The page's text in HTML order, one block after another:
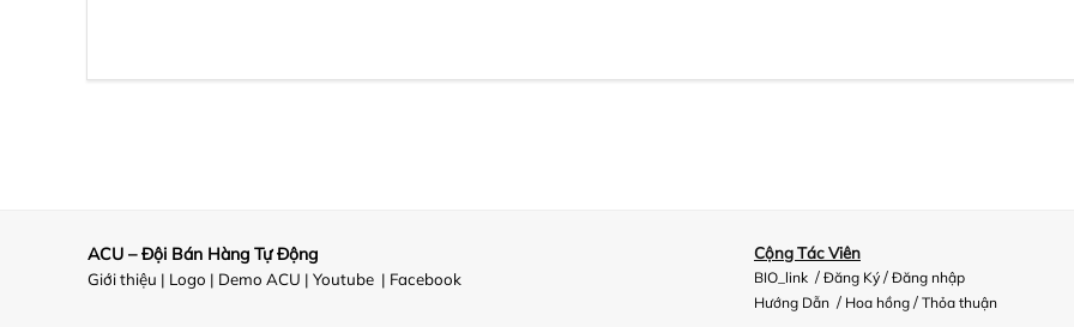
ACU – Đội Bán Hàng Tự Động
Giới thiệu | Logo | Demo ACU | Youtube | Facebook
Cộng Tác Viên
BIO_link / Đăng Ký/ Đăng nhập
Hướng Dẫn / Hoa hồng/Thỏa thuận